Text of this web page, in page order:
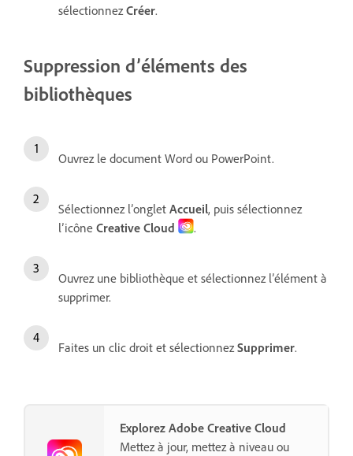
sélectionnez Créer.
Suppression d’éléments des
bibliothèques
Ouvrez le document Word ou PowerPoint.
Sélectionnez l’onglet Accueil, puis sélectionnez
l’icône Creative Cloud .
Ouvrez une bibliothèque et sélectionnez l’élément à
supprimer.
Faites un clic droit et sélectionnez Supprimer.
Explorez Adobe Creative Cloud
Mettez à jour, mettez à niveau ou